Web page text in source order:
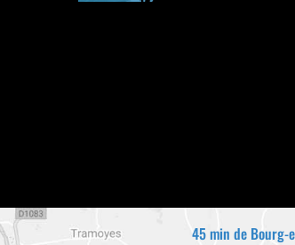
45 min de Bourg-